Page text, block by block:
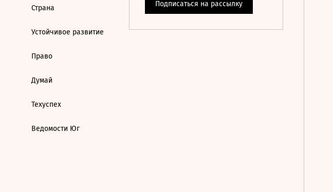
Страна
Устойчивое развитие
Право
Думай
Техуспех
Ведомости Юг